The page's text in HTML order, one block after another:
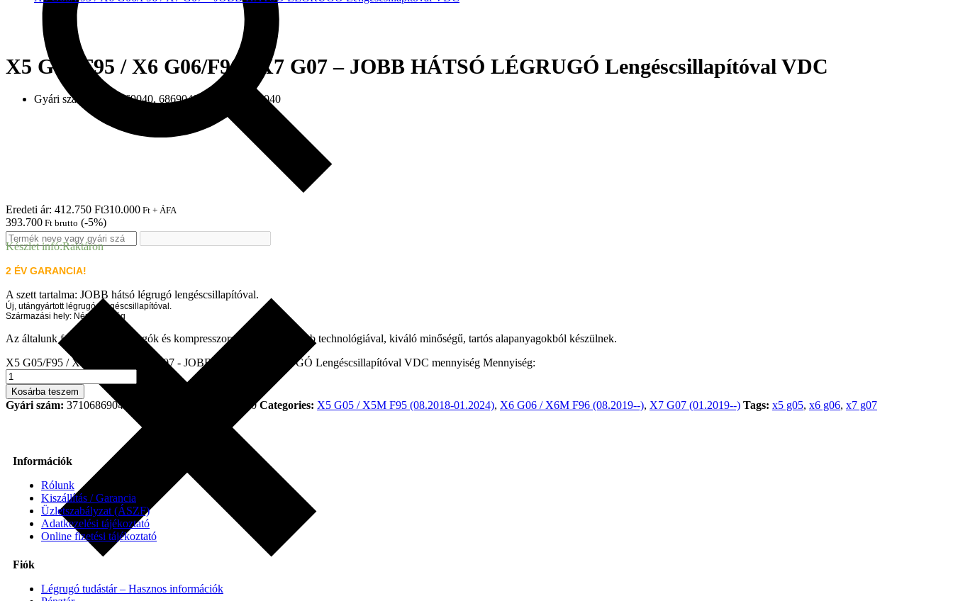
X5 G05/F95 / X6 G06/F96 / X7 G07 – JOBB HÁTSÓ LÉGRUGÓ Lengéscsillapítóval VDC
Gyári szám: 37106869040, 6869040, 37-10-6-869-040
Eredeti ár: 412.750 Ft310.000 Ft + ÁFA
393.700 Ft brutto (-5%)
Készlet infó:Raktáron
2 ÉV GARANCIA!
A szett tartalma: JOBB hátsó légrugó lengéscsillapítóval.
Új, utángyártott légrugó lengéscsillapítóval.
Származási hely: Németország
Az általunk forgalmazott légrugók és kompresszorok a legkorszerűbb technológiával, kiváló minőségű, tartós alapanyagokból készülnek.
X5 G05/F95 / X6 G06/F96 / X7 G07 - JOBB HÁTSÓ LÉGRUGÓ Lengéscsillapítóval VDC mennyiség Mennyiség:
Kosárba teszem
Gyári szám: 37106869040, 6869040, 37-10-6-869-040Categories: X5 G05 / X5M F95 (08.2018-01.2024), X6 G06 / X6M F96 (08.2019--), X7 G07 (01.2019--) Tags: x5 g05, x6 g06, x7 g07
Információk
Rólunk
Kiszállítás / Garancia
Üzletszabályzat (ÁSZF)
Adatkezelési tájékoztató
Online fizetési tájékoztató
Fiók
Légrugó tudástár – Hasznos információk